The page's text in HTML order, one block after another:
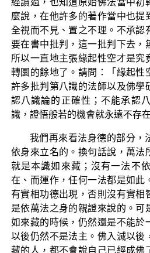
麼說，在他許多的著作當中也提
全視而不見、置之不理。不承認
要在書中批判，這一批判下去，
所以一直地主張緣起性空才是究
轉圜的餘地了。請問：「緣起性
許多批判第八識的法師以及佛學
認八識論的正確性；不能承認
識，證悟般若的機會就永遠不存
我們再來看法身德的部分，
依身來立名的。換句話說，萬法
就是本識如來藏；沒有一法不
在、而運作，任何一法都是如此
有實相功德出現，否則沒有實相
是依萬法之身的親證來說的。可
如來藏的時候，仍然還是不能於
以後仍然不是法主。佛入滅以後
藏的人，都不會說自己已經成佛